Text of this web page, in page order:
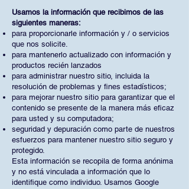
Usamos la información que recibimos de las
siguientes maneras:
para proporcionarle información y / o servicios
que nos solicite.
para mantenerlo actualizado con información y
productos recién lanzados
para administrar nuestro sitio, incluida la
resolución de problemas y fines estadísticos;
para mejorar nuestro sitio para garantizar que el
contenido se presente de la manera más eficaz
para usted y su computadora;
seguridad y depuración como parte de nuestros
esfuerzos para mantener nuestro sitio seguro y
protegido.
Esta información se recopila de forma anónima
y no está vinculada a información que lo
identifique como individuo. Usamos Google